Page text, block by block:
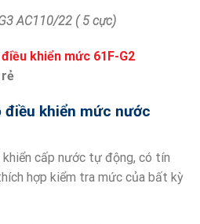
AC110/22 ( 5 cực)
khiển mức 61F-G2
điều khiển mức nước
khiển cấp nước tự động, có tín
hợp kiểm tra mức của bất kỳ